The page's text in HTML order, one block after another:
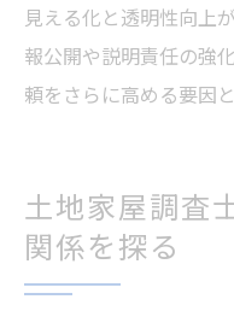
見える化と透明性向上
報公開や説明責任の強
頼をさらに高める要因
土地家屋調査
関係を探る